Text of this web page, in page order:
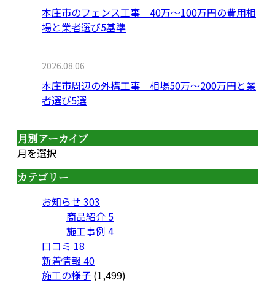
本庄市のフェンス工事｜40万〜100万円の費用相
場と業者選び5基準
2026.08.06
本庄市周辺の外構工事｜相場50万〜200万円と業
者選び5選
月別アーカイブ
月を選択
カテゴリー
お知らせ 303
商品紹介 5
施工事例 4
口コミ 18
新着情報 40
施工の様子 (1,499)